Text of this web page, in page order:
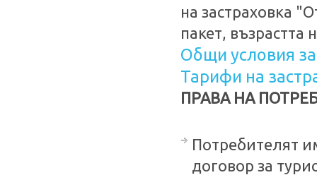
на застраховка
пакет, възрастта
Общи условия
Тарифи на
ПРАВА НА
Потребителят
договор за